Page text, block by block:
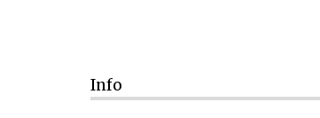
Info